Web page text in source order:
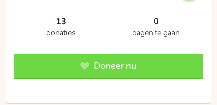
13
donaties
0
dagen te gaan
Doneer nu